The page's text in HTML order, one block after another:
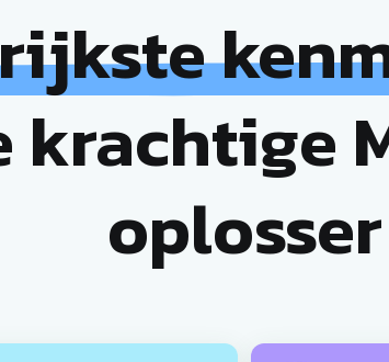
krachtige
oplosser